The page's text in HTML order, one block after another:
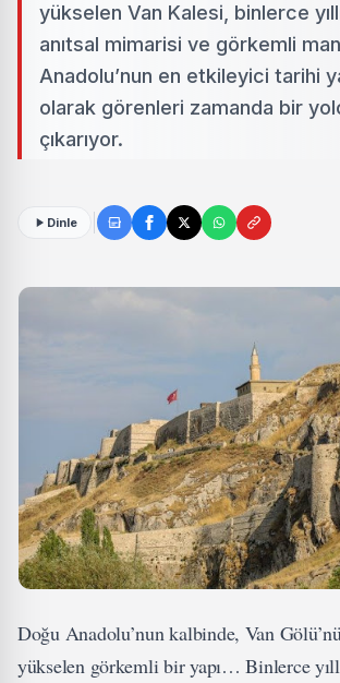
yükselen Van Kalesi, binlerce
anıtsal mimarisi ve görkemli
Anadolu’nun en etkileyici tarihi
olarak görenleri zamanda bir
çıkarıyor.
Dinle
Doğu Anadolu’nun kalbinde, Van
yükselen görkemli bir yapı… Binlerce